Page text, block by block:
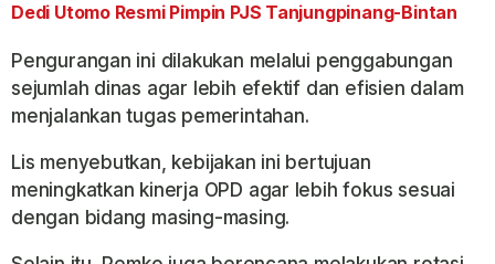
Dedi Utomo Resmi Pimpin PJS Tanjungpinang-Bintan
Pengurangan ini dilakukan melalui penggabungan
sejumlah dinas agar lebih efektif dan efisien dalam
menjalankan tugas pemerintahan.
Lis menyebutkan, kebijakan ini bertujuan
meningkatkan kinerja OPD agar lebih fokus sesuai
dengan bidang masing-masing.